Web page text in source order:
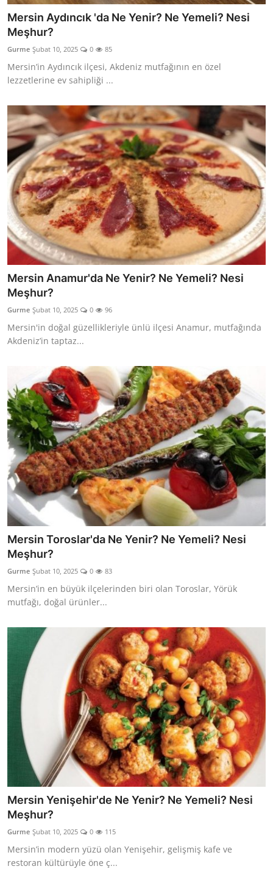
Mersin Aydıncık 'da Ne Yenir? Ne Yemeli? Nesi
Meşhur?
Gurme Şubat 10, 2025 0 85
Mersin’in Aydıncık ilçesi, Akdeniz mutfağının en özel
lezzetlerine ev sahipliği ...
Mersin Anamur'da Ne Yenir? Ne Yemeli? Nesi
Meşhur?
Gurme Şubat 10, 2025 0 96
Mersin'in doğal güzellikleriyle ünlü ilçesi Anamur, mutfağında
Akdeniz’in taptaz...
Mersin Toroslar'da Ne Yenir? Ne Yemeli? Nesi
Meşhur?
Gurme Şubat 10, 2025 0 83
Mersin’in en büyük ilçelerinden biri olan Toroslar, Yörük
mutfağı, doğal ürünler...
Mersin Yenişehir'de Ne Yenir? Ne Yemeli? Nesi
Meşhur?
Gurme Şubat 10, 2025 0 115
Mersin’in modern yüzü olan Yenişehir, gelişmiş kafe ve
restoran kültürüyle öne ç...